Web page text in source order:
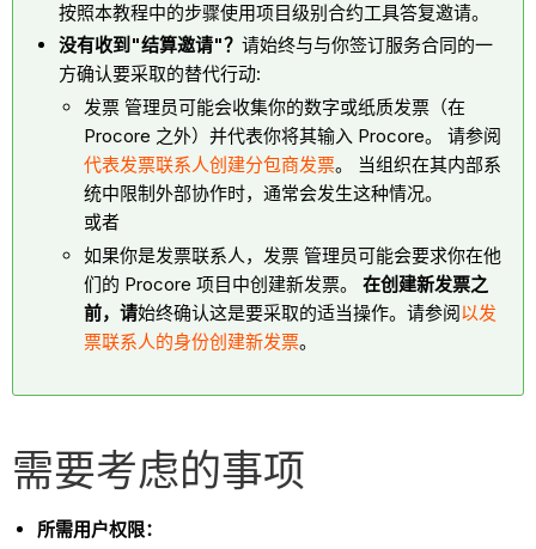
按照本教程中的步骤使用项目级别合约工具答复邀请。
没有收到"结算邀请"？请始终与与你签订服务合同的一
方确认要采取的替代行动:
发票 管理员可能会收集你的数字或纸质发票（在
Procore 之外）并代表你将其输入 Procore。 请参阅
代表发票联系人创建分包商发票。 当组织在其内部系
统中限制外部协作时，通常会发生这种情况。
或者
如果你是发票联系人，发票 管理员可能会要求你在他
们的 Procore 项目中创建新发票。在创建新发票之
前，请始终确认这是要采取的适当操作。请参阅以发
票联系人的身份创建新发票。
需要考虑的事项
所需用户权限：